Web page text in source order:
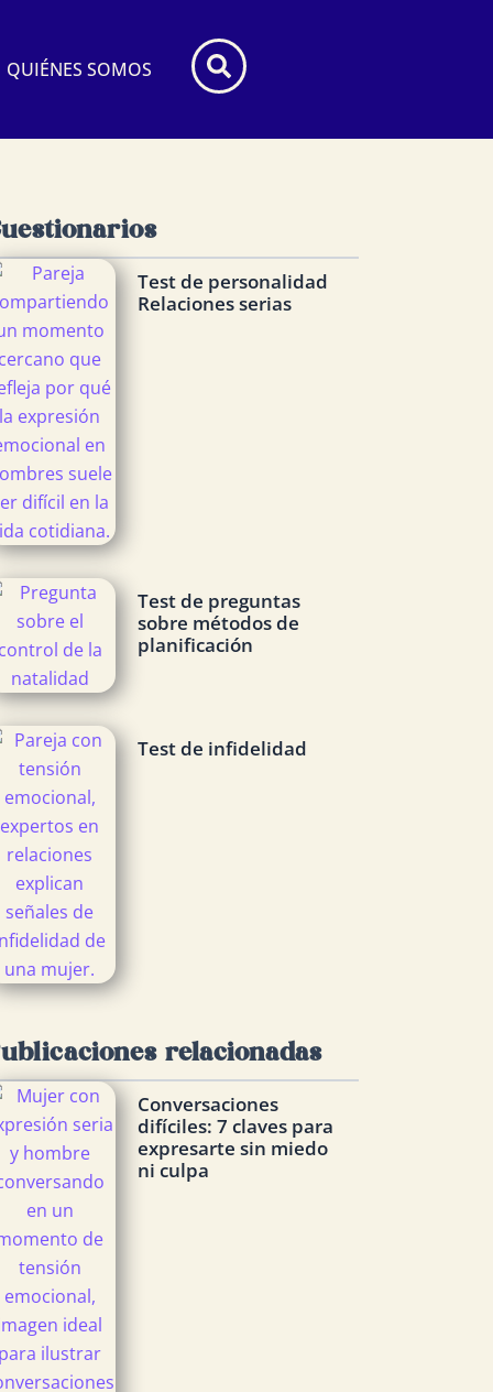
ÉL
QUIÉNES SOMOS
Test de personalidad
Relaciones serias
Test de preguntas
sobre métodos de
planificación
Test de infidelidad
relacionadas
Conversaciones
difíciles: 7 claves para
expresarte sin miedo
ni culpa